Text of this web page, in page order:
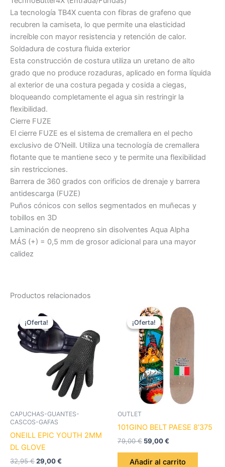
La tecnología TB4X cuenta con fibras de grafeno que
recubren la camiseta, lo que permite una elasticidad
increíble con mayor resistencia y retención de calor.
Soldadura de costura fluida exterior
Esta construcción de costura utiliza un uretano de alto
grado que no produce rozaduras, aplicado en forma líquida
al exterior de una costura pegada y cosida a ciegas,
bloqueando completamente el agua sin restringir la
flexibilidad.
Cierre FUZE
El cierre FUZE es el sistema de cremallera en el pecho
exclusivo de O’Neill. Utiliza una tecnología de cremallera
flotante que te mantiene seco y te permite una flexibilidad
sin restricciones.
Barrera de 360 ​​grados con orificios de drenaje y barrera
antidescarga (FUZE)
Puños cónicos con sellos segmentados en muñecas y
tobillos en 3D
Laminación de neopreno sin disolventes Aqua Alpha
MÁS (+) = 0,5 mm de grosor adicional para una mayor
calidez
Productos relacionados
¡Oferta!
¡Oferta!
CAPUCHAS-GUANTES-
CASCOS-GAFAS
ONEILL EPIC YOUTH 2MM
DL GLOVE
32,95€
precio
original
era:
32,95 €.
29,00€
actual
es:
29,00 €.
producto
variantes.
¡Oferta!
¡Oferta!
OUTLET
101GINO BELT PAESE 8’375
79,00€
El
precio
original
era:
79,00 €.
59,00€
El
precio
actual
Añadir al carrito